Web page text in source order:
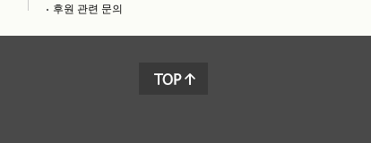
후원 관련 문의